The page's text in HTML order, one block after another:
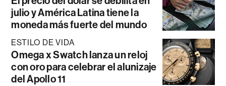
julio y América Latina tiene la
moneda más fuerte del mundo
ESTILO DE VIDA
Omega x Swatch lanza un reloj
con oro para celebrar el alunizaje
del Apollo 11